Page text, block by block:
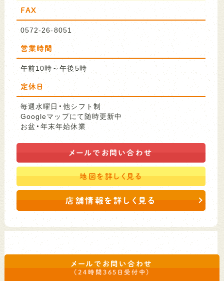
メールでお問い合わせ
（24時間365日受付中）
FAX
0572-26-8051
営業時間
午前10時～午後5時
定休日
毎週水曜日・他シフト制
Googleマップにて随時更新中
お盆・年末年始休業
メールで お問い合わせ
地図を詳しく見る
店舗情報を詳しく見る